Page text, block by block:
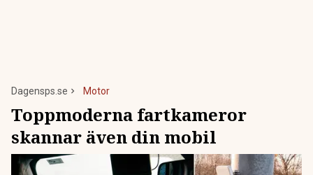
Dagensps.se Motor
Toppmoderna fartkameror
skannar även din mobil